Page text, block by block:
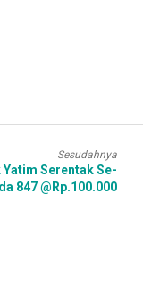
Sesudahnya
Yatim Serentak Se-
847 @Rp.100.000